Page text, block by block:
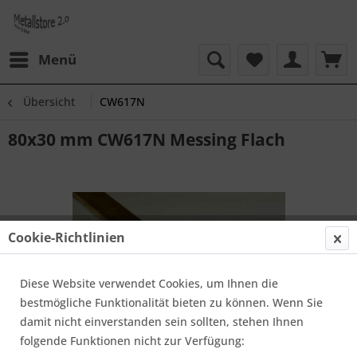
Menü
Übersicht CW617N
80x30 mm CW617N Messing Flach
Cookie-Richtlinien
Diese Website verwendet Cookies, um Ihnen die
bestmögliche Funktionalität bieten zu können. Wenn Sie
damit nicht einverstanden sein sollten, stehen Ihnen
folgende Funktionen nicht zur Verfügung: